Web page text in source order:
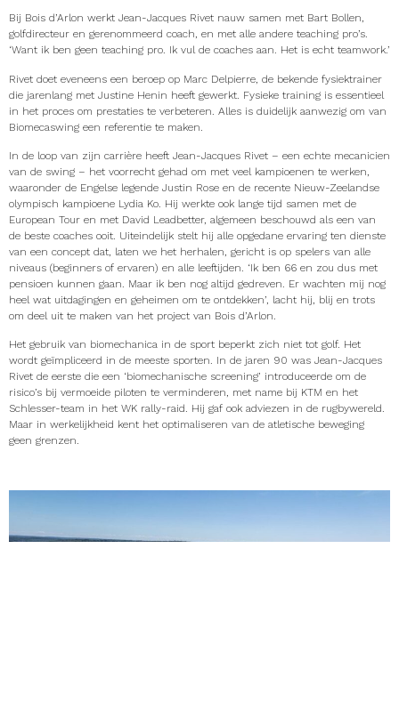
Bij Bois d’Arlon werkt Jean-Jacques Rivet nauw samen met Bart Bollen,
golfdirecteur en gerenommeerd coach, en met alle andere teaching pro’s.
‘Want ik ben geen teaching pro. Ik vul de coaches aan. Het is echt teamwork.’
Rivet doet eveneens een beroep op Marc Delpierre, de bekende fysiektrainer
die jarenlang met Justine Henin heeft gewerkt. Fysieke training is essentieel
in het proces om prestaties te verbeteren. Alles is duidelijk aanwezig om van
Biomecaswing een referentie te maken.
In de loop van zijn carrière heeft Jean-Jacques Rivet – een echte mecanicien
van de swing – het voorrecht gehad om met veel kampioenen te werken,
waaronder de Engelse legende Justin Rose en de recente Nieuw-Zeelandse
olympisch kampioene Lydia Ko. Hij werkte ook lange tijd samen met de
European Tour en met David Leadbetter, algemeen beschouwd als een van
de beste coaches ooit. Uiteindelijk stelt hij alle opgedane ervaring ten dienste
van een concept dat, laten we het herhalen, gericht is op spelers van alle
niveaus (beginners of ervaren) en alle leeftijden. ‘Ik ben 66 en zou dus met
pensioen kunnen gaan. Maar ik ben nog altijd gedreven. Er wachten mij nog
heel wat uitdagingen en geheimen om te ontdekken’, lacht hij, blij en trots
om deel uit te maken van het project van Bois d’Arlon.
Het gebruik van biomechanica in de sport beperkt zich niet tot golf. Het
wordt geïmpliceerd in de meeste sporten. In de jaren 90 was Jean-Jacques
Rivet de eerste die een ‘biomechanische screening’ introduceerde om de
risico’s bij vermoeide piloten te verminderen, met name bij KTM en het
Schlesser-team in het WK rally-raid. Hij gaf ook adviezen in de rugbywereld.
Maar in werkelijkheid kent het optimaliseren van de atletische beweging
geen grenzen.